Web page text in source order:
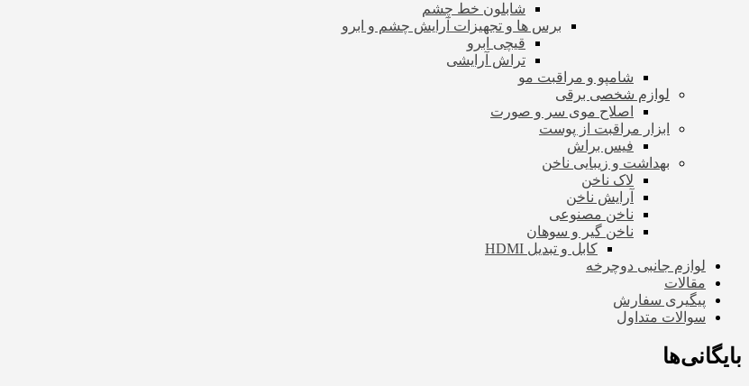
شابلون خط چشم
برس ها و تجهیزات آرایش چشم و ابرو
قیچی ابرو
تراش آرایشی
شامپو و مراقبت مو
لوازم شخصی برقی
اصلاح موی سر و صورت
ابزار مراقبت از پوست
فیس براش
بهداشت و زیبایی ناخن
لاک ناخن
آرایش ناخن
ناخن مصنوعی
ناخن گیر و سوهان
کابل و تبدیل HDMI
لوازم جانبی دوچرخه
مقالات
پیگیری سفارش
سوالات متداول
بایگانی‌ها